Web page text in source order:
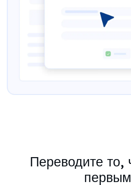
Переводите то,